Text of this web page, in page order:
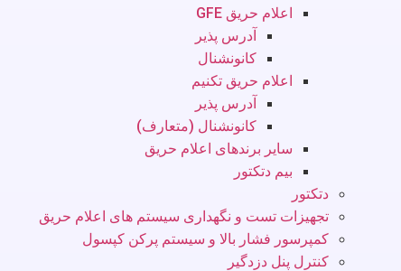
اعلام حریق GFE
آدرس پذیر
کانونشنال
اعلام حریق تکنیم
آدرس پذیر
کانونشنال (متعارف)
سایر برندهای اعلام حریق
بیم دتکتور
دتکتور
تجهیزات تست و نگهداری سیستم های اعلام حریق
کمپرسور فشار بالا و سیستم پرکن کپسول
کنترل پنل دزدگیر